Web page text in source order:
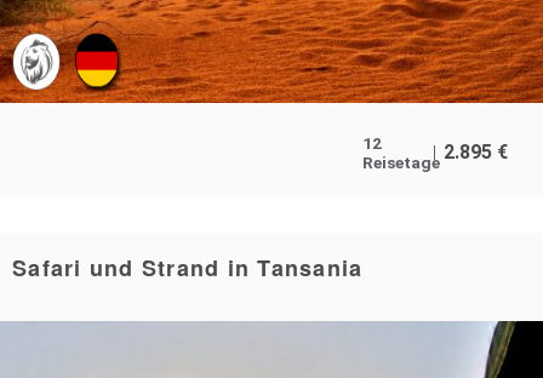
12
Reisetage 2.895 €
Safari und Strand in Tansania